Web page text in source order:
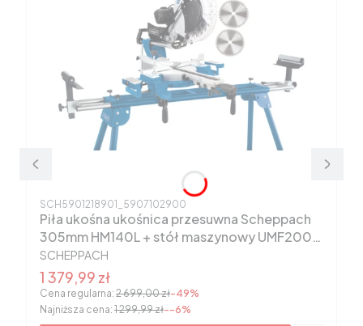
Kod produktu
SCH5901218901_5907102900
Piła ukośna ukośnica przesuwna Scheppach
305mm HM140L + stół maszynowy UMF2000
5901218901
PRODUCENT
SCHEPPACH
Cena promocyjna
1 379,99 zł
Cena regularna: 2 699,00 zł-49%
Najniższa cena: 1 299,99 zł--6%